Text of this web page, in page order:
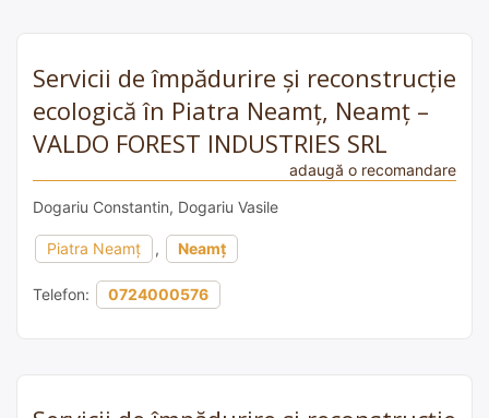
Servicii de împădurire și reconstrucție
ecologică în Piatra Neamț, Neamț –
VALDO FOREST INDUSTRIES SRL
adaugă o recomandare
Dogariu Constantin, Dogariu Vasile
Piatra Neamț , Neamț
Telefon: 0724000576